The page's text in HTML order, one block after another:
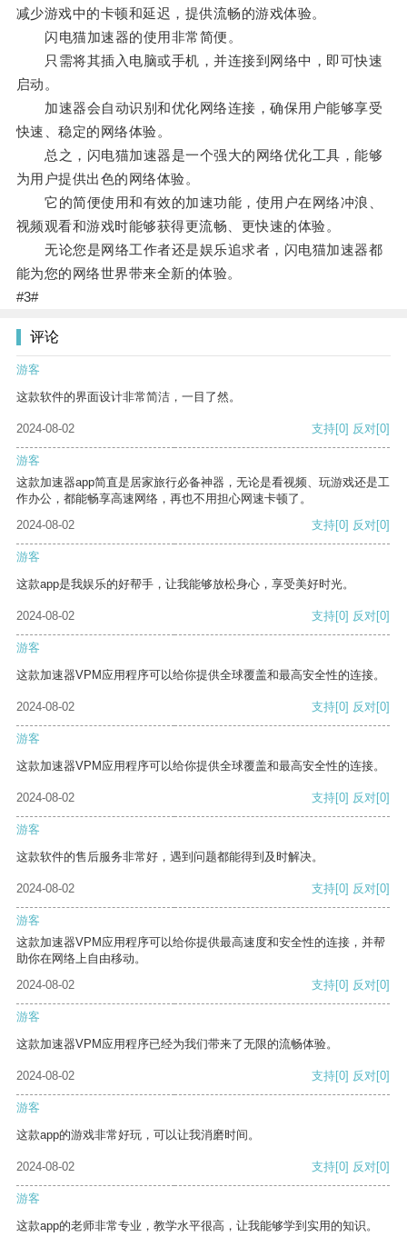
减少游戏中的卡顿和延迟，提供流畅的游戏体验。
闪电猫加速器的使用非常简便。
只需将其插入电脑或手机，并连接到网络中，即可快速
启动。
加速器会自动识别和优化网络连接，确保用户能够享受
快速、稳定的网络体验。
总之，闪电猫加速器是一个强大的网络优化工具，能够
为用户提供出色的网络体验。
它的简便使用和有效的加速功能，使用户在网络冲浪、
视频观看和游戏时能够获得更流畅、更快速的体验。
无论您是网络工作者还是娱乐追求者，闪电猫加速器都
能为您的网络世界带来全新的体验。
#3#
评论
游客
这款软件的界面设计非常简洁，一目了然。
2024-08-02 支持[0] 反对[0]
游客
这款加速器app简直是居家旅行必备神器，无论是看视频、玩游戏还是工
作办公，都能畅享高速网络，再也不用担心网速卡顿了。
2024-08-02
支持[0] 反对[0]
游客
这款app是我娱乐的好帮手，让我能够放松身心，享受美好时光。
2024-08-02 支持[0] 反对[0]
游客
这款加速器VPM应用程序可以给你提供全球覆盖和最高安全性的连接。
2024-08-02 支持[0] 反对[0]
游客
这款加速器VPM应用程序可以给你提供全球覆盖和最高安全性的连接。
2024-08-02 支持[0] 反对[0]
游客
这款软件的售后服务非常好，遇到问题都能得到及时解决。
2024-08-02 支持[0] 反对[0]
游客
这款加速器VPM应用程序可以给你提供最高速度和安全性的连接，并帮
助你在网络上自由移动。
2024-08-02
支持[0] 反对[0]
游客
这款加速器VPM应用程序已经为我们带来了无限的流畅体验。
2024-08-02 支持[0] 反对[0]
游客
这款app的游戏非常好玩，可以让我消磨时间。
2024-08-02 支持[0] 反对[0]
游客
这款app的老师非常专业，教学水平很高，让我能够学到实用的知识。